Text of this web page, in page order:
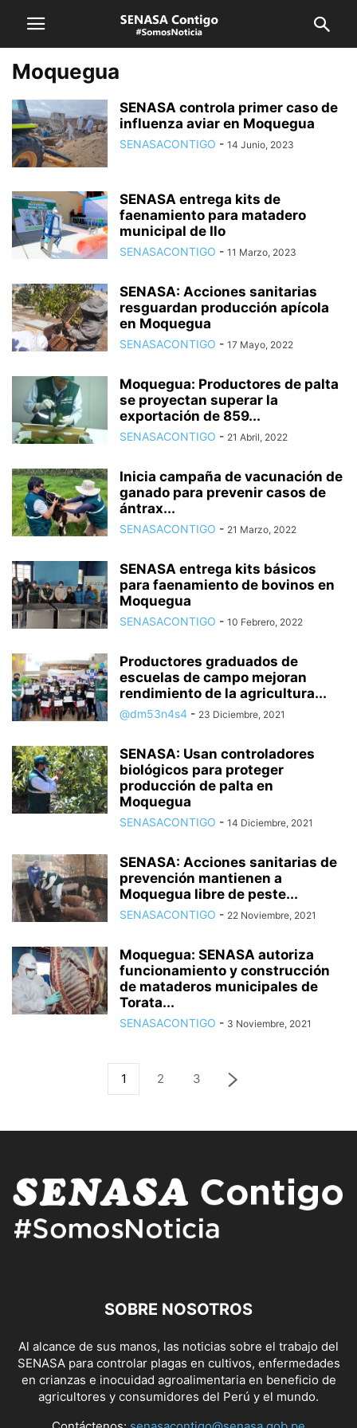
Moquegua
SENASA controla primer caso de
influenza aviar en Moquegua
SENASACONTIGO - 14 Junio, 2023
SENASA entrega kits de
faenamiento para matadero
municipal de Ilo
SENASACONTIGO - 11 Marzo, 2023
SENASA: Acciones sanitarias
resguardan producción apícola
en Moquegua
SENASACONTIGO - 17 Mayo, 2022
Moquegua: Productores de palta
se proyectan superar la
exportación de 859...
SENASACONTIGO - 21 Abril, 2022
Inicia campaña de vacunación de
ganado para prevenir casos de
ántrax...
SENASACONTIGO - 21 Marzo, 2022
SENASA entrega kits básicos
para faenamiento de bovinos en
Moquegua
SENASACONTIGO - 10 Febrero, 2022
Productores graduados de
escuelas de campo mejoran
rendimiento de la agricultura...
@dm53n4s4 - 23 Diciembre, 2021
SENASA: Usan controladores
biológicos para proteger
producción de palta en
Moquegua
SENASACONTIGO - 14 Diciembre, 2021
SENASA: Acciones sanitarias de
prevención mantienen a
Moquegua libre de peste...
SENASACONTIGO - 22 Noviembre, 2021
Moquegua: SENASA autoriza
funcionamiento y construcción
de mataderos municipales de
Torata...
SENASACONTIGO - 3 Noviembre, 2021
1 2 3
SOBRE NOSOTROS
Al alcance de sus manos, las noticias sobre el trabajo del
SENASA para controlar plagas en cultivos, enfermedades
en crianzas e inocuidad agroalimentaria en beneficio de
agricultores y consumidores del Perú y el mundo.